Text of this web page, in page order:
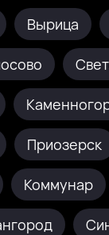
Вырица
Приозерск
Коммунар